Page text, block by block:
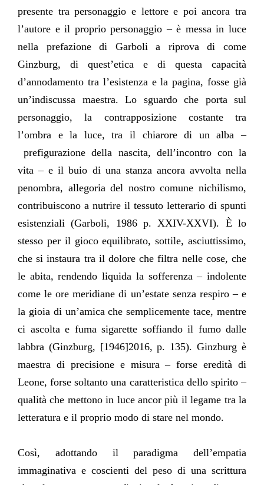
presente tra personaggio e lettore e poi ancora tra
l’autore e il proprio personaggio – è messa in luce
nella prefazione di Garboli a riprova di come
Ginzburg, di quest’etica e di questa capacità
d’annodamento tra l’esistenza e la pagina, fosse già
un’indiscussa maestra. Lo sguardo che porta sul
personaggio, la contrapposizione costante tra
l’ombra e la luce, tra il chiarore di un alba –
prefigurazione della nascita, dell’incontro con la
vita – e il buio di una stanza ancora avvolta nella
penombra, allegoria del nostro comune nichilismo,
contribuiscono a nutrire il tessuto letterario di spunti
esistenziali (Garboli, 1986 p. XXIV-XXVI). È lo
stesso per il gioco equilibrato, sottile, asciuttissimo,
che si instaura tra il dolore che filtra nelle cose, che
le abita, rendendo liquida la sofferenza – indolente
come le ore meridiane di un’estate senza respiro – e
la gioia di un’amica che semplicemente tace, mentre
ci ascolta e fuma sigarette soffiando il fumo dalle
labbra (Ginzburg, [1946]2016, p. 135). Ginzburg è
maestra di precisione e misura – forse eredità di
Leone, forse soltanto una caratteristica dello spirito –
qualità che mettono in luce ancor più il legame tra la
letteratura e il proprio modo di stare nel mondo.
Così, adottando il paradigma dell’empatia
immaginativa e coscienti del peso di una scrittura